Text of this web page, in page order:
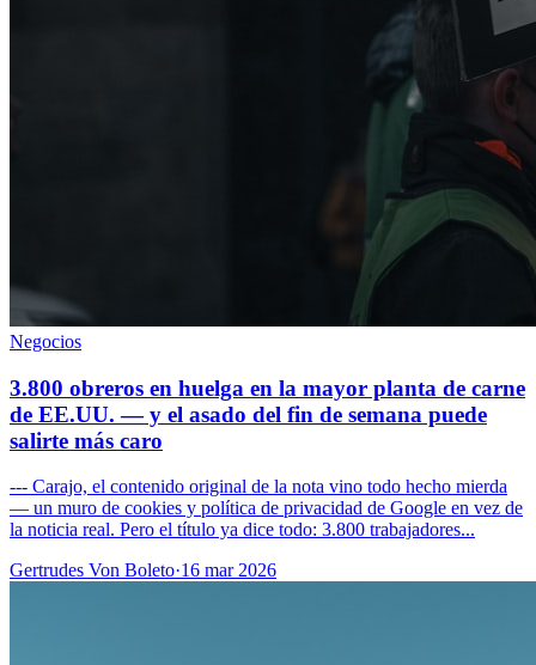
Negocios
3.800 obreros en huelga en la mayor planta de carne
de EE.UU. — y el asado del fin de semana puede
salirte más caro
--- Carajo, el contenido original de la nota vino todo hecho mierda
— un muro de cookies y política de privacidad de Google en vez de
la noticia real. Pero el título ya dice todo: 3.800 trabajadores...
Gertrudes Von Boleto·16 mar 2026